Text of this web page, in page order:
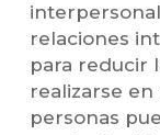
relaciones
para reducir
realizarse en
personas